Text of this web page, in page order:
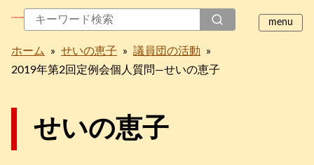
ホーム » せいの恵子 » 議員団の活動
»
2019年第2回定例会個人質問―せいの恵子
せいの恵子